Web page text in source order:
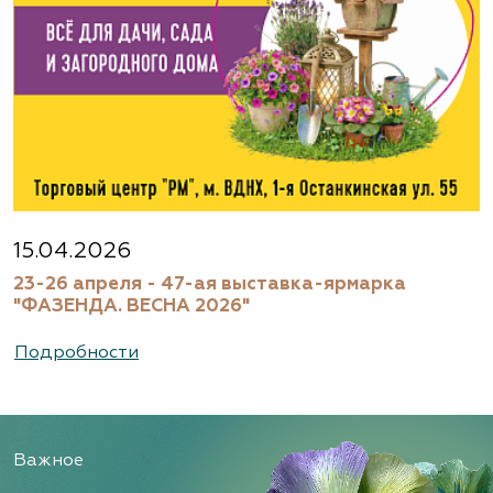
Московская область, г. Старая Купавна,
Акрихиновское шоссе, д. 10
Агрофирма «Флос»
Московская область, Ногинский р-н
(495) 133-1097
Рязанская область, ул. Урицкого, д. 24, литера
15.04.2026
23-26 апреля - 47-ая выставка-ярмарка
"ФАЗЕНДА. ВЕСНА 2026"
Подробности
Важное